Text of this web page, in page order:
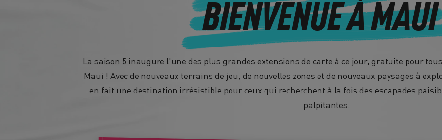
BIENVENUE À
La saison 5 inaugure l'une des plus grandes extensions de carte à ce jour, gratuite pour
Maui ! Avec de nouveaux terrains de jeu, de nouvelles zones et de nouveaux paysages à
en fait une destination irrésistible pour ceux qui recherchent à la fois des escapades
palpitantes.